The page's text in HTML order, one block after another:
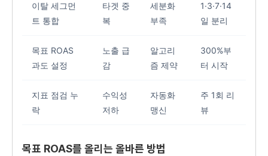
이탈 세그먼
트 통합
타겟 중
복
세분화
부족
1·3·7·14
일 분리
목표 ROAS
과도 설정
노출 급
감
알고리
즘 제약
300%부
터 시작
지표 점검 누
락
수익성
저하
자동화
맹신
주 1회 리
뷰
목표 ROAS를 올리는 올바른 방법